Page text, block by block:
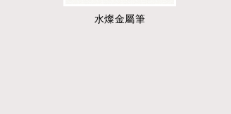
水燦金屬筆